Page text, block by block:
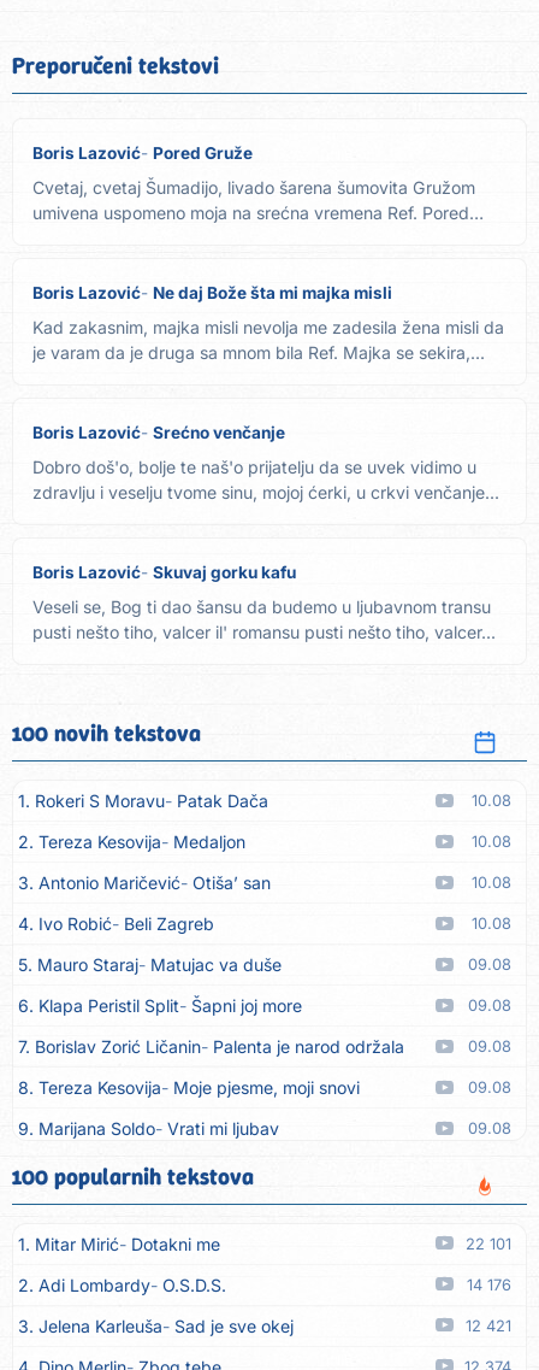
Preporučeni tekstovi
Boris Lazović Pored Gruže
Cvetaj, cvetaj Šumadijo, livado šarena šumovita Gružom
umivena uspomeno moja na srećna vremena Ref. Pored
Boris Lazović Ne daj Bože šta mi majka misli
Kad zakasnim, majka misli nevolja me zadesila žena misli da
je varam da je druga sa mnom bila Ref. Majka se sekira,...
Boris Lazović Srećno venčanje
Dobro doš'o, bolje te naš'o prijatelju da se uvek vidimo u
zdravlju i veselju tvome sinu, mojoj ćerki, u crkvi venčanje...
Boris Lazović Skuvaj gorku kafu
Veseli se, Bog ti dao šansu da budemo u ljubavnom transu
pusti nešto tiho, valcer il' romansu pusti nešto tiho, valcer...
100 novih tekstova
1. Rokeri S Moravu Patak Dača 10.08
2. Tereza Kesovija Medaljon 10.08
3. Antonio Maričević Otiša’ san 10.08
4. Ivo Robić Beli Zagreb 10.08
5. Mauro Staraj Matujac va duše 09.08
6. Klapa Peristil Split Šapni joj more 09.08
7. Borislav Zorić Ličanin Palenta je narod održala 09.08
8. Tereza Kesovija Moje pjesme, moji snovi 09.08
9. Marijana Soldo Vrati mi ljubav 09.08
10. Dinacordi Luna Band Imam želju
11. Dinacordi Luna Band Rane moje 09.08
12. Tereza Kesovija Ne oplakuj nas ljubavi 09.08
13. Artif Intaković Oči boje meda 09.08
14. Rifat Tepić Iza tamnih zavjesa 09.08
100 popularnih tekstova
1. Mitar Mirić Dotakni me 22 101
2. Adi Lombardy O.S.D.S. 14 176
3. Jelena Karleuša Sad je sve okej 12 421